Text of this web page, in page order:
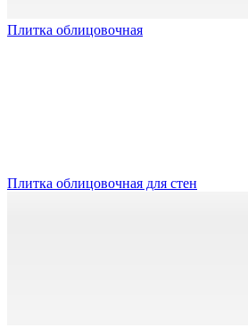
Плитка облицовочная
Плитка облицовочная для стен